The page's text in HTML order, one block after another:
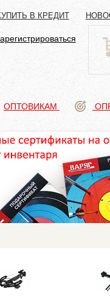
В КРЕДИТ
ОПТОВИКАМ